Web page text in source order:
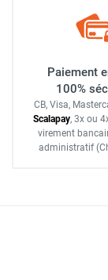
Paiement
100%
CB, Visa,
Scalapay, 3x ou
virement
administratif